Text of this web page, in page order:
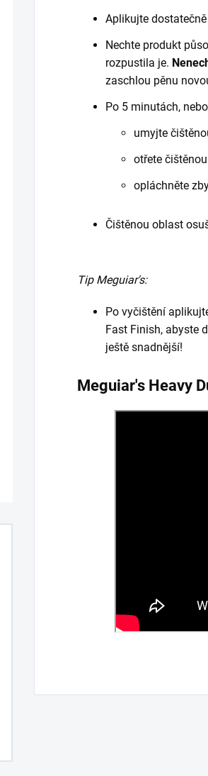
Aplikujte
Nechte produkt
rozpustila je.
zaschlou pěnu
Po 5 minutách,
umyjte
otřete
opláchněte
Čištěnou oblast
Tip Meguiar's:
Po vyčištění
Fast Finish, abyste
ještě snadnější!
Meguiar's Heavy